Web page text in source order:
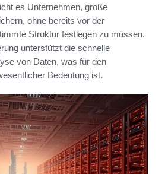
es Unternehmen, große
ohne bereits vor der
Struktur festlegen zu müssen.
unterstützt die schnelle
von Daten, was für den
Bedeutung ist.